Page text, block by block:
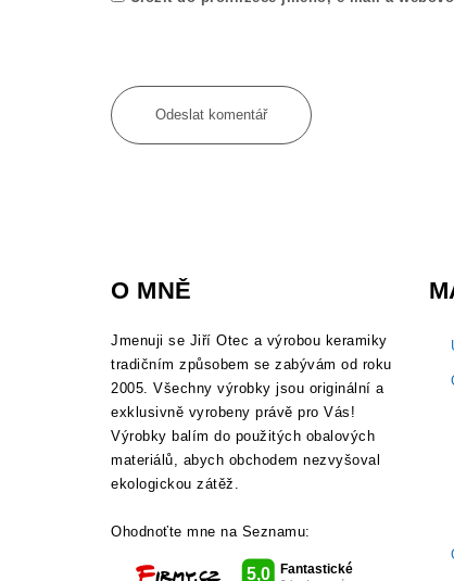
O MNĚ
Jmenuji se Jiří Otec a výrobou keramiky
tradičním způsobem se zabývám od roku
2005. Všechny výrobky jsou originální a
exklusivně vyrobeny právě pro Vás!
Výrobky balím do použitých obalových
materiálů, abych obchodem nezvyšoval
ekologickou zátěž.
Ohodnoťte mne na Seznamu: